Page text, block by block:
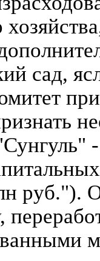
сад,
руб.").